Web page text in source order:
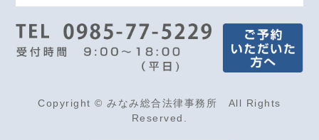
Copyright © みなみ総合法律事務所 All Rights
Reserved.